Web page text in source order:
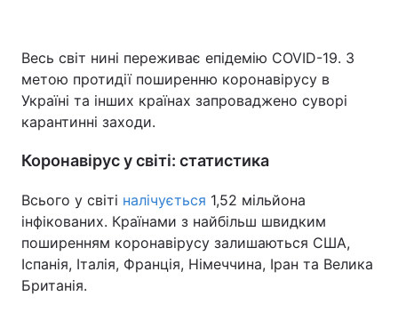
Весь світ нині переживає епідемію COVID-19. З
метою протидії поширенню коронавірусу в
Україні та інших країнах запроваджено суворі
карантинні заходи.
Коронавірус у світі: статистика
Всього у світі налічується 1,52 мільйона
інфікованих. Країнами з найбільш швидким
поширенням коронавірусу залишаються США,
Іспанія, Італія, Франція, Німеччина, Іран та Велика
Британія.